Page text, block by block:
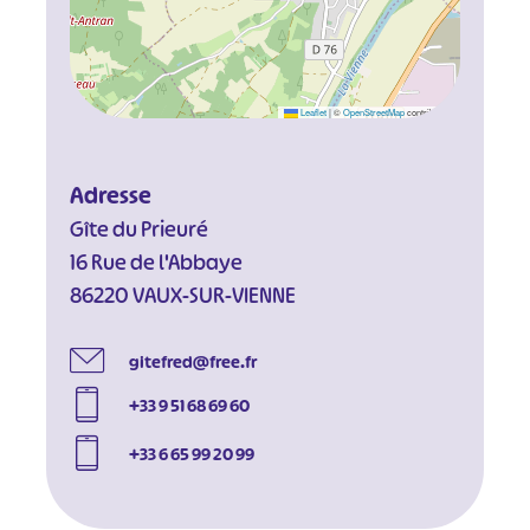
Leaflet |©OpenStreetMapcontributors
Adresse
Gîte du Prieuré
16 Rue de l'Abbaye
86220 VAUX-SUR-VIENNE
gitefred@free.fr
+33 9 51 68 69 60
+33 6 65 99 20 99